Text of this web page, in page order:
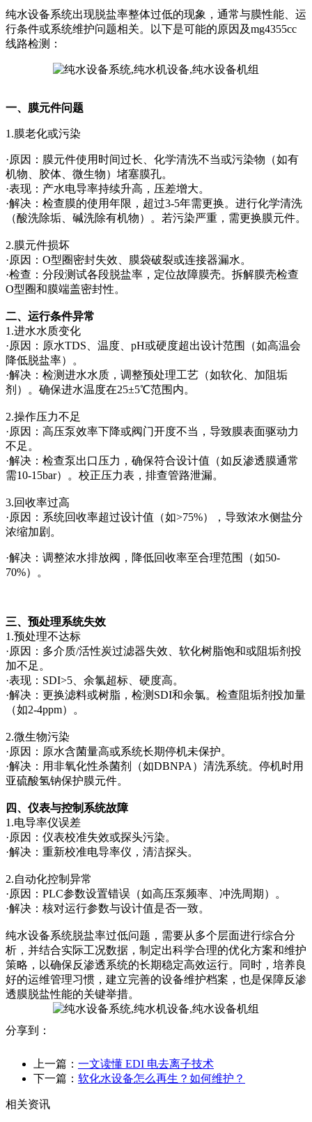
纯水设备系统出现脱盐率整体过低的现象，通常与膜性能、运
行条件或系统维护问题相关。以下是可能的原因及mg4355cc
线路检测：
一、膜元件问题
1.膜老化或污染
·原因：膜元件使用时间过长、化学清洗不当或污染物（如有
机物、胶体、微生物）堵塞膜孔。
·表现：产水电导率持续升高，压差增大。
·解决：检查膜的使用年限，超过3-5年需更换。进行化学清洗
（酸洗除垢、碱洗除有机物）。若污染严重，需更换膜元件。
2.膜元件损坏
·原因：O型圈密封失效、膜袋破裂或连接器漏水。
·检查：分段测试各段脱盐率，定位故障膜壳。拆解膜壳检查
O型圈和膜端盖密封性。
二、运行条件异常
1.进水水质变化
·原因：原水TDS、温度、pH或硬度超出设计范围（如高温会
降低脱盐率）。
·解决：检测进水水质，调整预处理工艺（如软化、加阻垢
剂）。确保进水温度在25±5℃范围内。
2.操作压力不足
·原因：高压泵效率下降或阀门开度不当，导致膜表面驱动力
不足。
·解决：检查泵出口压力，确保符合设计值（如反渗透膜通常
需10-15bar）。校正压力表，排查管路泄漏。
3.回收率过高
·原因：系统回收率超过设计值（如>75%），导致浓水侧盐分
浓缩加剧。
·解决：调整浓水排放阀，降低回收率至合理范围（如50-
70%）。
三、预处理系统失效
1.预处理不达标
·原因：多介质/活性炭过滤器失效、软化树脂饱和或阻垢剂投
加不足。
·表现：SDI>5、余氯超标、硬度高。
·解决：更换滤料或树脂，检测SDI和余氯。检查阻垢剂投加量
（如2-4ppm）。
2.微生物污染
·原因：原水含菌量高或系统长期停机未保护。
·解决：用非氧化性杀菌剂（如DBNPA）清洗系统。停机时用
亚硫酸氢钠保护膜元件。
四、仪表与控制系统故障
1.电导率仪误差
·原因：仪表校准失效或探头污染。
·解决：重新校准电导率仪，清洁探头。
2.自动化控制异常
·原因：PLC参数设置错误（如高压泵频率、冲洗周期）。
·解决：核对运行参数与设计值是否一致。
纯水设备系统脱盐率过低问题，需要从多个层面进行综合分
析，并结合实际工况数据，制定出科学合理的优化方案和维护
策略，以确保反渗透系统的长期稳定高效运行。同时，培养良
好的运维管理习惯，建立完善的设备维护档案，也是保障反渗
透膜脱盐性能的关键举措。
分享到：
上一篇： 一文读懂 EDI 电去离子技术
下一篇： 软化水设备怎么再生？如何维护？
相关资讯